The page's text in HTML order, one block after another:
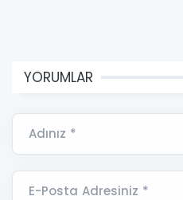
YORUMLAR
Adınız *
E-Posta Adresiniz *